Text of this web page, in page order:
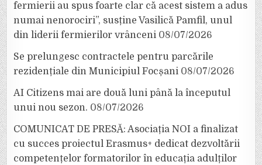
fermierii au spus foarte clar că acest sistem a adus
numai nenorociri”, susține Vasilică Pamfil, unul
din liderii fermierilor vrânceni 08/07/2026
Se prelungesc contractele pentru parcările
rezidențiale din Municipiul Focșani 08/07/2026
AI Citizens mai are două luni până la începutul
unui nou sezon. 08/07/2026
COMUNICAT DE PRESĂ: Asociația NOI a finalizat
cu succes proiectul Erasmus+ dedicat dezvoltării
competențelor formatorilor în educația adulților